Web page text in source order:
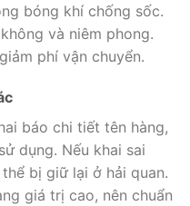
bóng khí chống sốc.
và niêm phong.
phí vận chuyển.
báo chi tiết tên hàng,
dụng. Nếu khai sai
bị giữ lại ở hải quan.
giá trị cao, nên chuẩn